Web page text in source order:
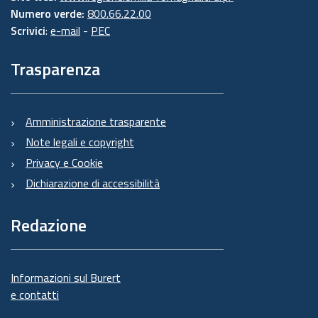
Numero verde: 800.66.22.00
Scrivici: e-mail - PEC
Trasparenza
Amministrazione trasparente
Note legali e copyright
Privacy e Cookie
Dichiarazione di accessibilità
Redazione
Informazioni sul Burert
e contatti